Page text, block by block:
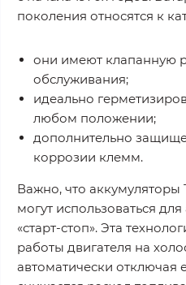
поколения относятся к
они имеют клапанную
обслуживания;
идеально
любом положении;
дополнительно
коррозии клемм.
Важно, что аккумуляторы
могут использоваться
«старт-стоп». Эта
работы двигателя на
автоматически отключая